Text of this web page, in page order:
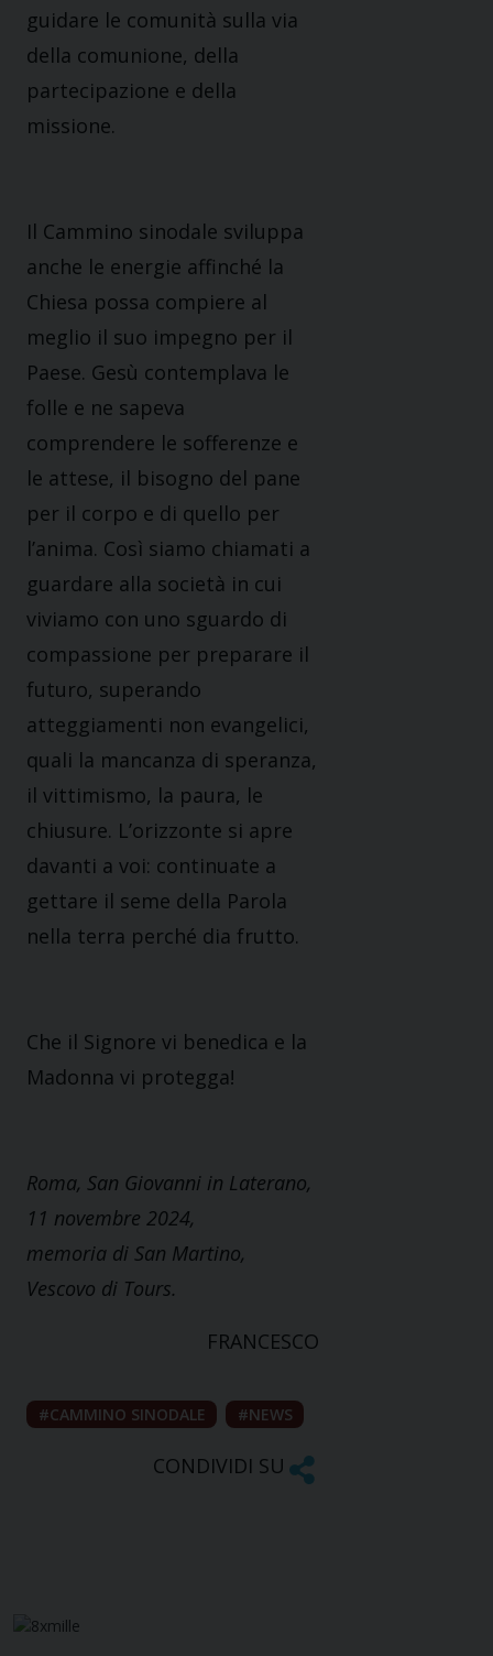
guidare le comunità sulla via
della comunione, della
partecipazione e della
missione.
Il Cammino sinodale sviluppa
anche le energie affinché la
Chiesa possa compiere al
meglio il suo impegno per il
Paese. Gesù contemplava le
folle e ne sapeva
comprendere le sofferenze e
le attese, il bisogno del pane
per il corpo e di quello per
l’anima. Così siamo chiamati a
guardare alla società in cui
viviamo con uno sguardo di
compassione per preparare il
futuro, superando
atteggiamenti non evangelici,
quali la mancanza di speranza,
il vittimismo, la paura, le
chiusure. L’orizzonte si apre
davanti a voi: continuate a
gettare il seme della Parola
nella terra perché dia frutto.
Che il Signore vi benedica e la
Madonna vi protegga!
Roma, San Giovanni in Laterano,
11 novembre 2024,
memoria di San Martino,
Vescovo di Tours.
FRANCESCO
CAMMINO SINODALE NEWS
CONDIVIDI SU